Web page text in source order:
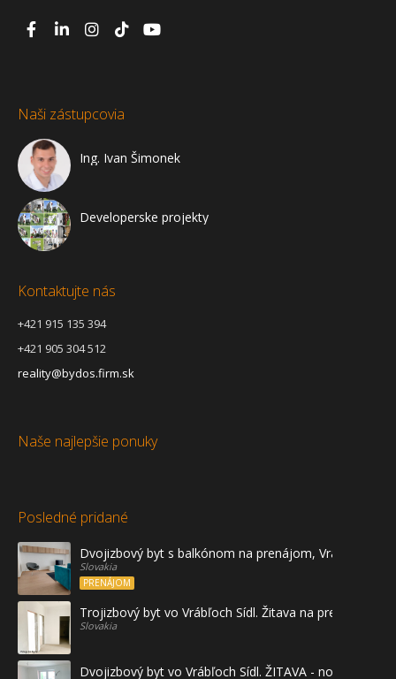
Naši zástupcovia
Ing. Ivan Šimonek
Developerske projekty
Kontaktujte nás
+421 915 135 394
+421 905 304 512
reality@bydos.firm.sk
Naše najlepšie ponuky
Posledné pridané
Dvojizbový byt s balkónom na prenájom, Vráble
Slovakia
PRENÁJOM
Trojizbový byt vo Vrábľoch Sídl. Žitava na predaj - prvé
Slovakia
Dvojizbový byt vo Vrábľoch Sídl. ŽITAVA - novostavba